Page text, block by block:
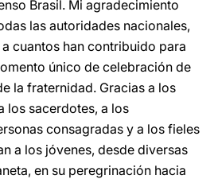
Brasil. Mi agradecimiento
las autoridades nacionales,
cuantos han contribuido para
único de celebración de
la fraternidad. Gracias a los
los sacerdotes, a los
consagradas y a los fieles
a los jóvenes, desde diversas
en su peregrinación hacia